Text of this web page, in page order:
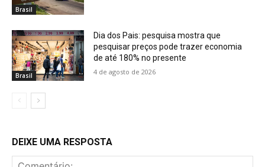
Brasil
Brasil
Dia dos Pais: pesquisa mostra que
pesquisar preços pode trazer economia
de até 180% no presente
4 de agosto de 2026
DEIXE UMA RESPOSTA